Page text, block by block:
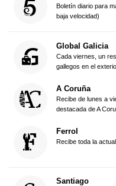
Boletín diario para
baja velocidad)
Global Galicia
Cada viernes, un
gallegos en el
A Coruña
Recibe de lunes a
destacada de A
Ferrol
Recibe toda la
Santiago